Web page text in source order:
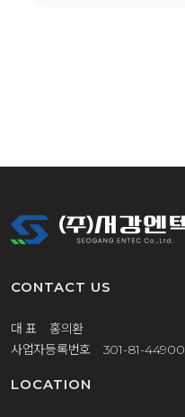
CONTACT US
대 표 홍의환
사업자등록번호 301-81-44900
LOCATION